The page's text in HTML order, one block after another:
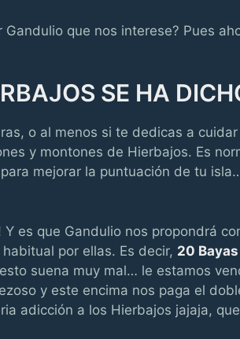
que nos interese? Pues
SE HA
o al menos si te dedicas a
y montones de Hierbajos. Es
mejorar la puntuación de tu
Y es que Gandulio nos propondrá
por ellas. Es decir, 20
suena muy mal… le estamos
y este encima nos paga el
adicción a los Hierbajos jajaja,